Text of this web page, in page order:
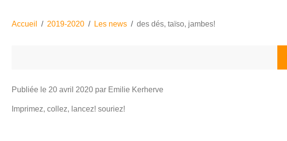
Accueil 2019-2020 Les news des dés, taïso, jambes!
Publiée le 20 avril 2020 par Emilie Kerherve
Imprimez, collez, lancez! souriez!